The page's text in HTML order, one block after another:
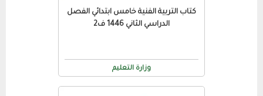
كتاب التربية الفنية خامس ابتدائي الفصل
الدراسي الثاني 1446 ف2
وزارة التعليم